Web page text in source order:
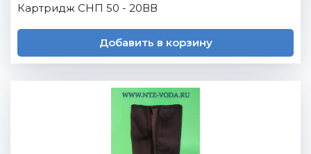
Картридж СНП 50 - 20ВВ
Добавить в корзину